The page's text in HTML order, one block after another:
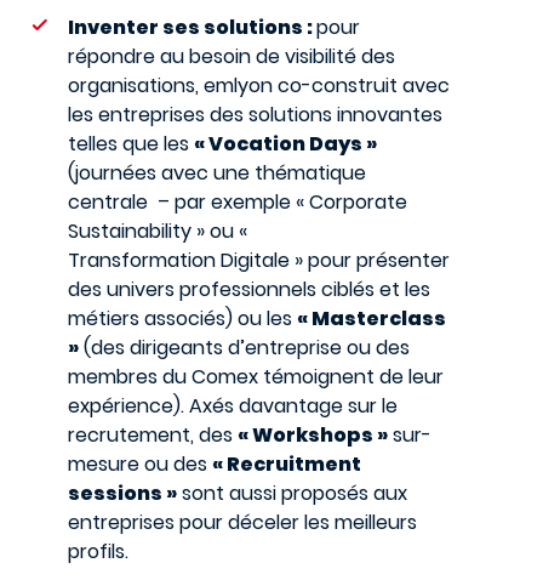
Inventer ses solutions :pour
répondre au besoin de visibilité des
organisations, emlyon co-construit avec
les entreprises des solutions innovantes
telles que les « Vocation Days »
(journées avec une thématique
centrale – par exemple « Corporate
Sustainability » ou «
Transformation Digitale » pour présenter
des univers professionnels ciblés et les
métiers associés) ou les « Masterclass
»(des dirigeants d’entreprise ou des
membres du Comex témoignent de leur
expérience). Axés davantage sur le
recrutement, des « Workshops »sur-
mesure ou des « Recruitment
sessions »sont aussi proposés aux
entreprises pour déceler les meilleurs
profils.